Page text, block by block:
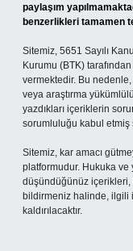
paylaşım
benzerlikleri tamamen
Sitemiz, 5651 Sayılı
Kurumu (BTK)
vermektedir. Bu
veya araştırma
yazdıkları içeriklerin
sorumluluğu kabul etmiş
Sitemiz, kar amacı
platformudur. Hukuka ve
düşündüğünüz içerikleri,
bildirmeniz halinde, ilgili
kaldırılacaktır.